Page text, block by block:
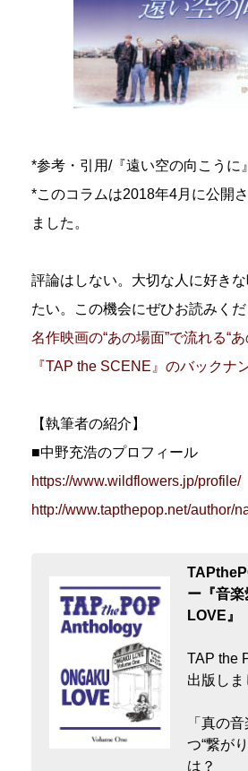
*参考・引用/『遠い空の向こうに
*このコラムは2018年4月に公開
ました。
評論はしない。大切な人に好き
たい。この機会にぜひお読みく
名作映画の“あの場面”で流れる“
『TAP the SCENE』のバックナ
【執筆者の紹介】
■中野充浩のプロフィール
https://www.wildflowers.jp/profile/
http://www.tapthepop.net/author/
ー『音
LOVE』
TAP the
出版しま
「真の
つ“繋が
は？